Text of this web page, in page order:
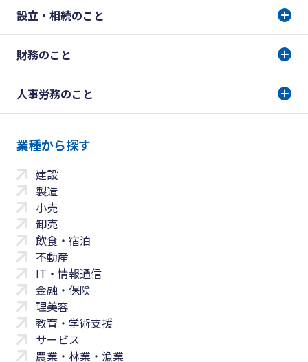
設立・相続のこと
財務のこと
人事労務のこと
業種から探す
建設
製造
小売
卸売
飲食・宿泊
不動産
IT・情報通信
金融・保険
理美容
教育・学術支援
サービス
農業・林業・漁業